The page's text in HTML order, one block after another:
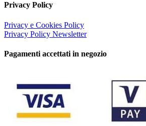
Privacy Policy
Privacy e Cookies Policy
Privacy Policy Newsletter
Pagamenti accettati in negozio